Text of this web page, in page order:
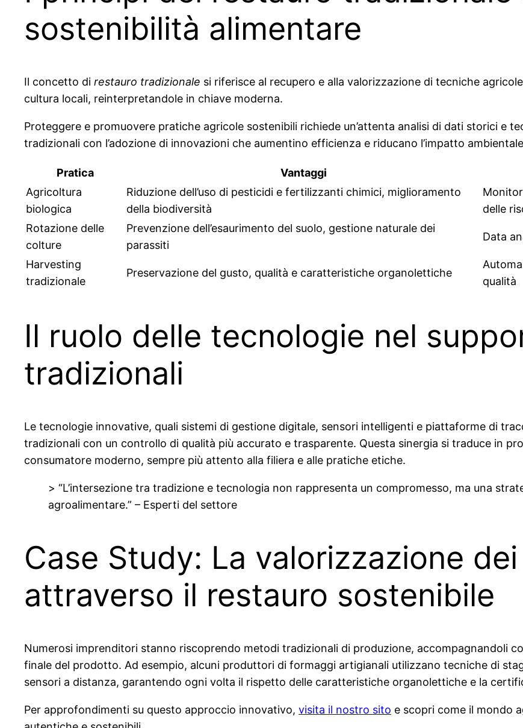
sostenibilità alimentare
Il concetto di restauro tradizionale si riferisce al recupero e alla valorizzazione di tecniche
cultura locali, reinterpretandole in chiave moderna.
Proteggere e promuovere pratiche agricole sostenibili richiede un’attenta analisi di dati storici e
tradizionali con l’adozione di innovazioni che aumentino efficienza e riducano l’impatto
Pratica Vantaggi
Agricoltura
biologica
Riduzione dell’uso di pesticidi e fertilizzanti chimici, miglioramento
della biodiversità
delle
Rotazione delle
colture
Prevenzione dell’esaurimento del suolo, gestione naturale dei
parassiti
Data
Harvesting
tradizionale
Preservazione del gusto, qualità e caratteristiche organolettiche
qualità
Il ruolo delle tecnologie nel
tradizionali
Le tecnologie innovative, quali sistemi di gestione digitale, sensori intelligenti e piattaforme di
tradizionali con un controllo di qualità più accurato e trasparente. Questa sinergia si traduce in
consumatore moderno, sempre più attento alla filiera e alle pratiche etiche.
> “L’intersezione tra tradizione e tecnologia non rappresenta un compromesso, ma una
agroalimentare.” – Esperti del settore
Case Study: La valorizzazione
attraverso il restauro sostenibile
Numerosi imprenditori stanno riscoprendo metodi tradizionali di produzione, accompagnandoli
finale del prodotto. Ad esempio, alcuni produttori di formaggi artigianali utilizzano tecniche di
sensori a distanza, garantendo ogni volta il rispetto delle caratteristiche organolettiche e la
Per approfondimenti su questo approccio innovativo, visita il nostro sito e scopri come il mondo